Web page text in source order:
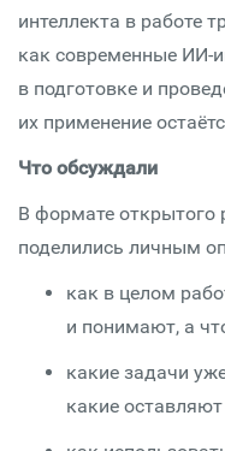
интеллекта в работе
как современные ИИ-
в подготовке и
их применение
Что обсуждали
В формате открытого
поделились личным
как в целом
и понимают, а
какие задачи
какие